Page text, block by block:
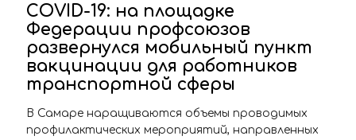
COVID-19: на площадке
Федерации профсоюзов
развернулся мобильный пункт
вакцинации для работников
транспортной сферы
В Самаре наращиваются объемы проводимых
профилактических мероприятий, направленных